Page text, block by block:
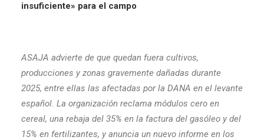
insuficiente» para el campo
ASAJA advierte de que quedan fuera cultivos,
producciones y zonas gravemente dañadas durante
2025, entre ellas las afectadas por la DANA en el levante
español. La organización reclama módulos cero en
cereal, una rebaja del 35% en la factura del gasóleo y del
15% en fertilizantes, y anuncia un nuevo informe en los